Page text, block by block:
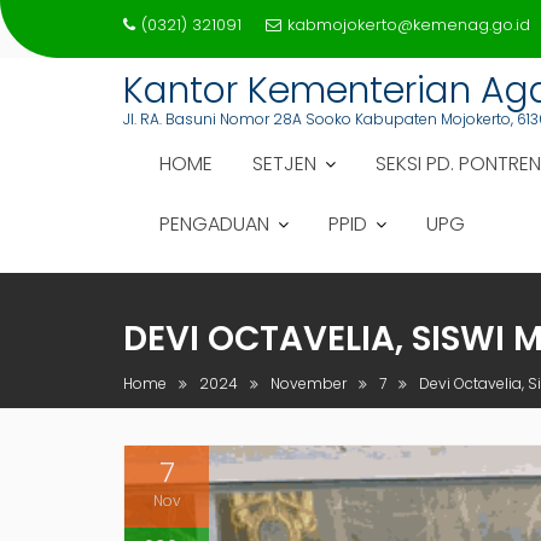
Skip
to
(0321) 321091 kabmojokerto@kemenag.go.id
Kantor Kementerian
Jl. RA. Basuni Nomor 28A Sooko Kabupaten Mojokerto,
HOME SETJEN SEKSI PD. PONTREN
PENGADUAN PPID UPG
DEVI OCTAVELIA, SISWI
Home 2024 November 7 Devi Octavelia,
7
Nov